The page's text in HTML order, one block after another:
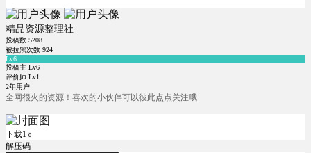
精品资源整理社
投稿数 5208
被拉黑次数 924
Lv6
投稿主 Lv6
评价师 Lv1
2年用户
全网很火的资源！喜欢的小伙伴可以彼此点点关注哦
下载1 0
解压码